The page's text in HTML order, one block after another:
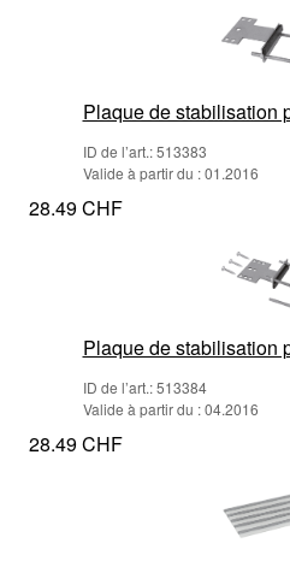
Plaque de stabilisation
ID de l’art.: 513383
Valide à partir du : 01.2016
28.49 CHF
Plaque de stabilisation
ID de l’art.: 513384
Valide à partir du : 04.2016
28.49 CHF